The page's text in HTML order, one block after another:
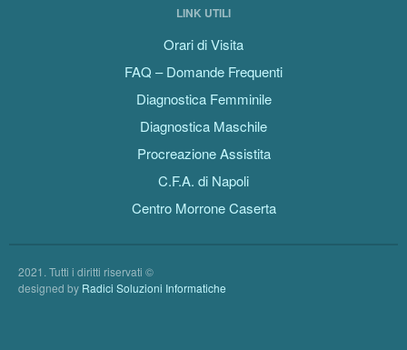
LINK UTILI
Orari di Visita
FAQ – Domande Frequenti
Diagnostica Femminile
Diagnostica Maschile
Procreazione Assistita
C.F.A. di Napoli
Centro Morrone Caserta
2021. Tutti i diritti riservati ©
designed by Radici Soluzioni Informatiche